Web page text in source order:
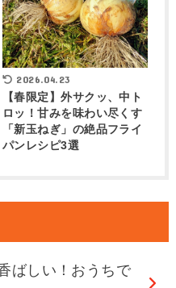
2026.04.23
【春限定】外サクッ、中ト
ロッ！甘みを味わい尽くす
「新玉ねぎ」の絶品フライ
パンレシピ3選
ばしい！おうちで